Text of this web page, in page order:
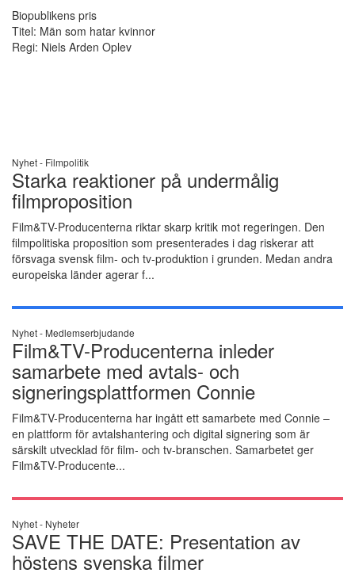
Biopublikens pris
Titel: Män som hatar kvinnor
Regi: Niels Arden Oplev
Nyhet - Filmpolitik
Starka reaktioner på undermålig
filmproposition
Film&TV-Producenterna riktar skarp kritik mot regeringen. Den
filmpolitiska proposition som presenterades i dag riskerar att
försvaga svensk film- och tv-produktion i grunden. Medan andra
europeiska länder agerar f...
Nyhet - Medlemserbjudande
Film&TV-Producenterna inleder
samarbete med avtals- och
signeringsplattformen Connie
Film&TV-Producenterna har ingått ett samarbete med Connie –
en plattform för avtalshantering och digital signering som är
särskilt utvecklad för film- och tv-branschen. Samarbetet ger
Film&TV-Producente...
Nyhet - Nyheter
SAVE THE DATE: Presentation av
höstens svenska filmer